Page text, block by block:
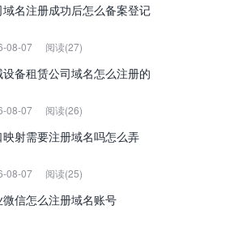
域名注册成功后怎么备案登记
08-07 阅读(27)
设备租赁公司域名怎么注册的
08-07 阅读(26)
映射需要注册域名吗怎么弄
08-07 阅读(25)
微信怎么注册域名账号